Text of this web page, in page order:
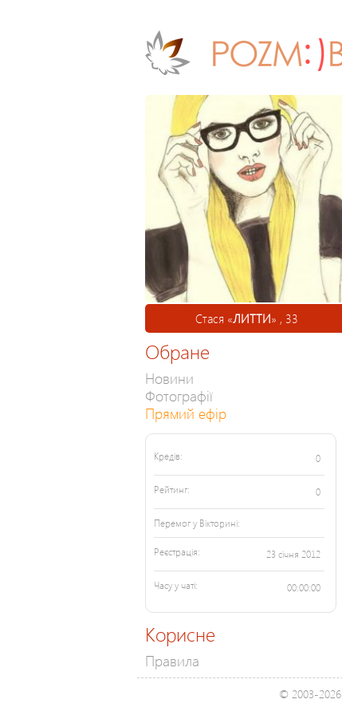
Стася «ЛИТТИ» , 33
Обране
Новини
Фотографії
Прямий ефір
Кредів: 0
Рейтинг: 0
Перемог у Вікторині:
Реєстрація: 23 січня 2012
Часу у чаті: 00:00:00
Корисне
Правила
© 2003-2026